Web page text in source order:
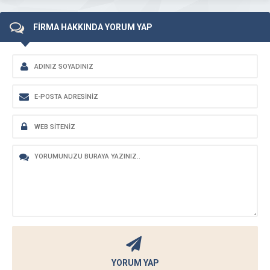
FİRMA HAKKINDA YORUM YAP
YORUM YAP